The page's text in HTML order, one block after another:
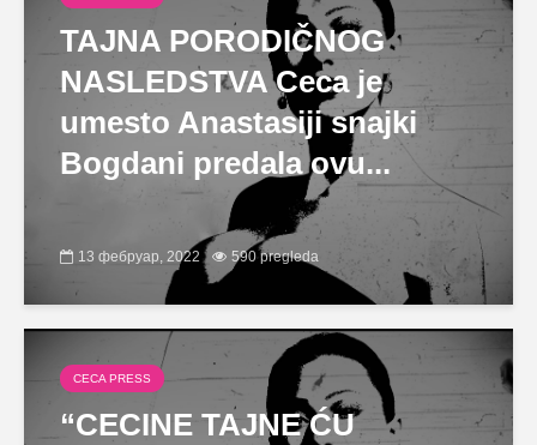
TAJNA PORODIČNOG
NASLEDSTVA Ceca je
umesto Anastasiji snajki
Bogdani predala ovu...
13 фебруар, 2022 590 pregleda
CECA PRESS
“CECINE TAJNE ĆU